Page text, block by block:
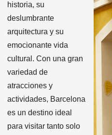
historia, su
deslumbrante
arquitectura y su
emocionante vida
cultural. Con una gran
variedad de
atracciones y
actividades, Barcelona
es un destino ideal
para visitar tanto solo